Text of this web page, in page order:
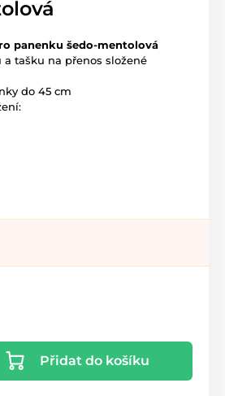
panenku šedo-mentolová
tašku na přenos složené
do 45 cm
Přidat do košíku